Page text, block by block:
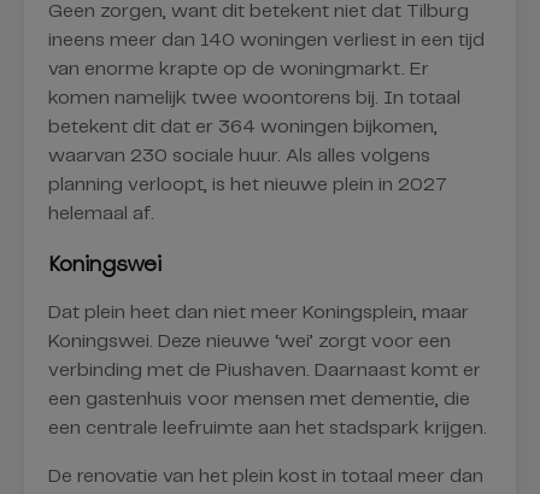
Geen zorgen, want dit betekent niet dat Tilburg
ineens meer dan 140 woningen verliest in een tijd
van enorme krapte op de woningmarkt. Er
komen namelijk twee woontorens bij. In totaal
betekent dit dat er 364 woningen bijkomen,
waarvan 230 sociale huur. Als alles volgens
planning verloopt, is het nieuwe plein in 2027
helemaal af.
Koningswei
Dat plein heet dan niet meer Koningsplein, maar
Koningswei. Deze nieuwe ‘wei’ zorgt voor een
verbinding met de Piushaven. Daarnaast komt er
een gastenhuis voor mensen met dementie, die
een centrale leefruimte aan het stadspark krijgen.
De renovatie van het plein kost in totaal meer dan